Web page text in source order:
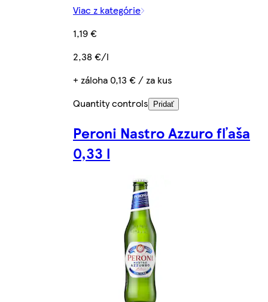
Viac z kategórie
1,19 €
2,38 €/l
+ záloha 0,13 € / za kus
Quantity controls
Pridať
Peroni Nastro Azzuro fľaša
0,33 l